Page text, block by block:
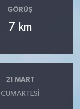
GÖRÜŞ
7 km
21 MART
CUMARTESI